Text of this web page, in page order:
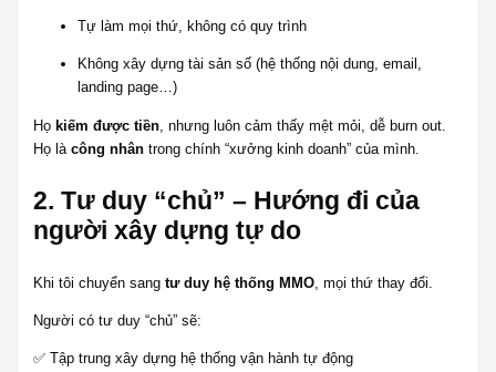
Tự làm mọi thứ, không có quy trình
Không xây dựng tài sản số (hệ thống nội dung, email,
landing page…)
Họ kiếm được tiền , nhưng luôn cảm thấy mệt mỏi, dễ burn out.
Họ làcông nhân trong chính “xưởng kinh doanh” của mình.
2.Tư duy “chủ” – Hướng đi của
người xây dựng tự do
Khi tôi chuyển sangtư duy hệ thống MMO, mọi thứ thay đổi.
Người có tư duy “chủ” sẽ:
✅ Tập trung xây dựng hệ thống vận hành tự động